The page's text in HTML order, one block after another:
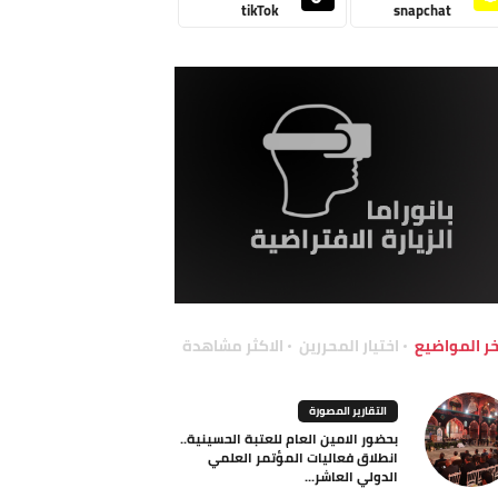
snapchat
tikTok
المواضيع اختيار المحررين الاكثر مشاهدة
التقارير المصورة
بحضور الامين العام للعتبة الحسينية..
انطلاق فعاليات المؤتمر العلمي
الدولي العاشر...